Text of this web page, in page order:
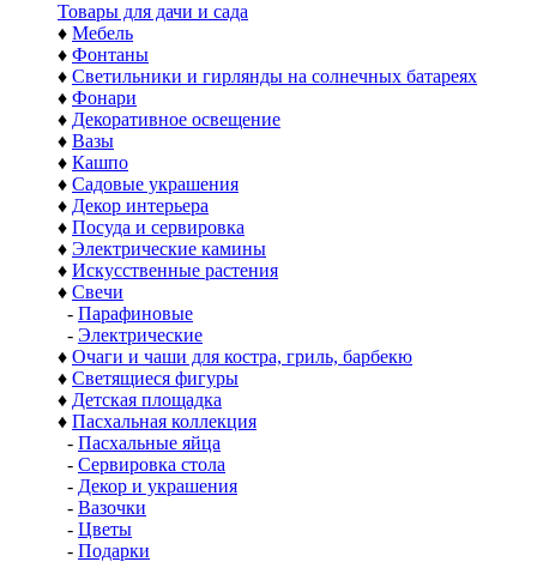
Товары для дачи и сада
♦ Мебель
♦ Фонтаны
♦ Светильники и гирлянды на солнечных батареях
♦ Фонари
♦ Декоративное освещение
♦ Вазы
♦ Кашпо
♦ Садовые украшения
♦ Декор интерьера
♦ Посуда и сервировка
♦ Электрические камины
♦ Искусственные растения
♦ Свечи
- Парафиновые
- Электрические
♦ Очаги и чаши для костра, гриль, барбекю
♦ Светящиеся фигуры
♦ Детская площадка
♦ Пасхальная коллекция
- Пасхальные яйца
- Сервировка стола
- Декор и украшения
- Вазочки
- Цветы
- Подарки